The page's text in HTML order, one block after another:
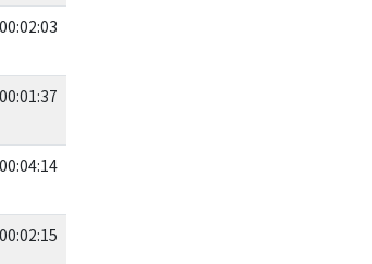
00:02:03
00:01:37
00:04:14
00:02:15